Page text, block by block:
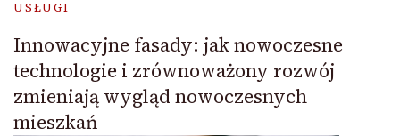
USŁUGI
Innowacyjne fasady: jak nowoczesne
technologie i zrównoważony rozwój
zmieniają wygląd nowoczesnych
mieszkań